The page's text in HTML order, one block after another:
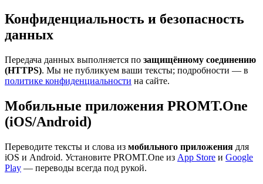
Конфиденциальность и безопасность
данных
Передача данных выполняется по защищённому соединению
(HTTPS). Мы не публикуем ваши тексты; подробности — в
политике конфиденциальности на сайте.
Мобильные приложения PROMT.One
(iOS/Android)
Переводите тексты и слова из мобильного приложения для
iOS и Android. Установите PROMT.One из App Store и Google
Play — переводы всегда под рукой.